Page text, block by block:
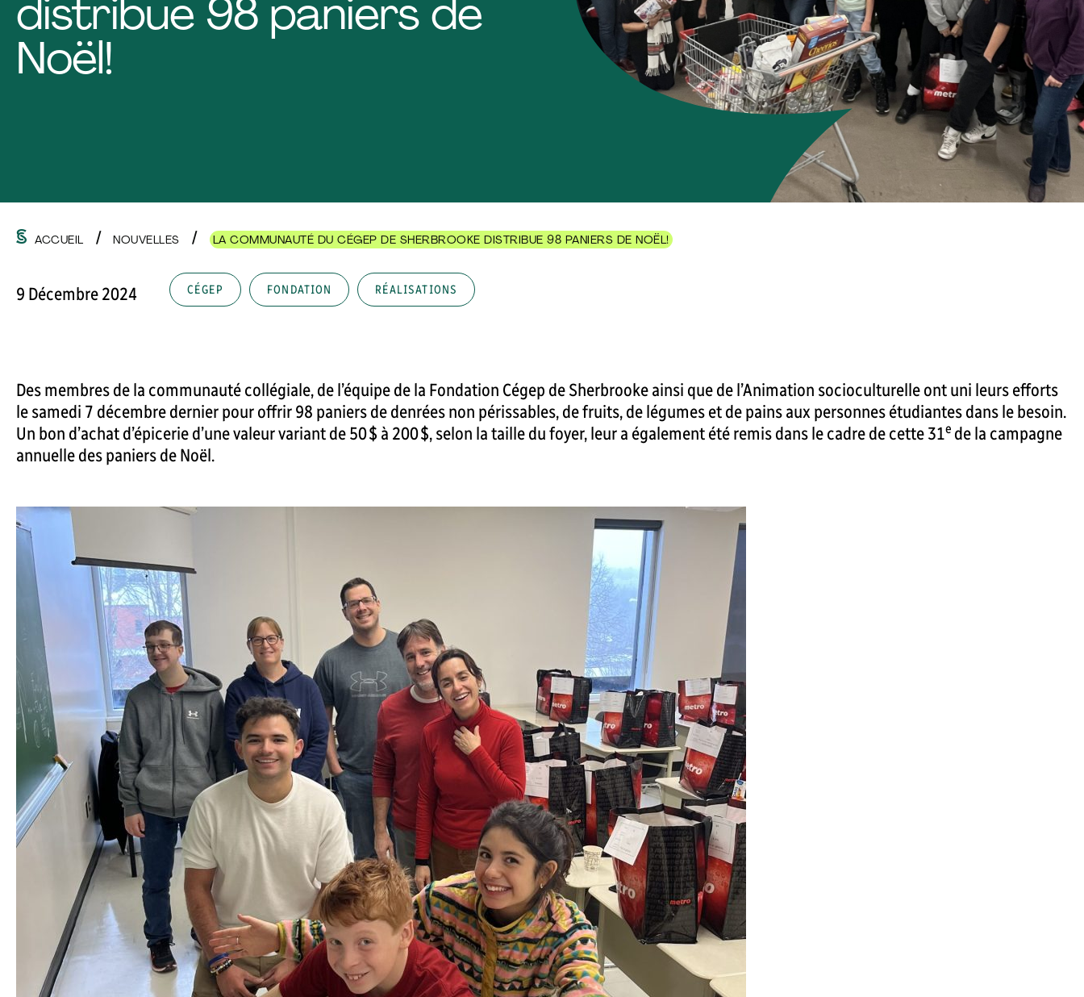
distribue 98 paniers de
Noël!
ACCUEIL NOUVELLES LA COMMUNAUTÉ DU CÉGEP DE SHERBROOKE DISTRIBUE 98 PANIERS DE NOËL!
9 Décembre 2024 CÉGEP FONDATION RÉALISATIONS
Des membres de la communauté collégiale, de l’équipe de la Fondation Cégep de Sherbrooke ainsi que de l’Animation socioculturelle ont uni leurs efforts
le samedi 7 décembre dernier pour offrir 98 paniers de denrées non périssables, de fruits, de légumes et de pains aux personnes étudiantes dans le besoin.
Un bon d’achat d’épicerie d’une valeur variant de 50 $ à 200 $, selon la taille du foyer, leur a également été remis dans le cadre de cette 31e de la campagne
annuelle des paniers de Noël.